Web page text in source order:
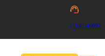
(11) 4144-9090